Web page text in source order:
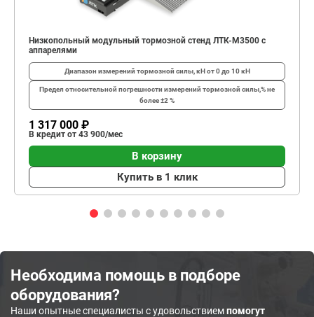
Низкопольный модульный тормозной стенд ЛТК-М3500 с
аппарелями
Диапазон измерений тормозной силы, кНот 0 до 10 кН
Предел относительной погрешности измерений тормозной силы,%не
более ±2 %
1 317 000 ₽
В кредит от 43 900/мес
В корзину
Купить в 1 клик
Необходима помощь в подборе
оборудования?
Наши опытные специалисты с удовольствиемпомогут